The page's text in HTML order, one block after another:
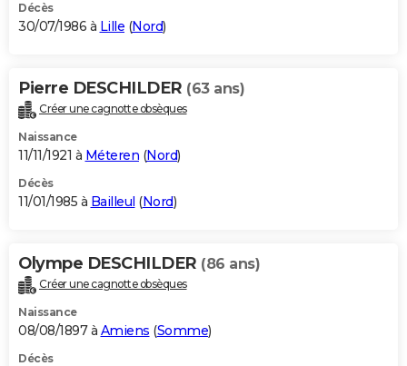
Décès
30/07/1986 à Lille (Nord)
Pierre DESCHILDER (63 ans)
Créer une cagnotte obsèques
Naissance
11/11/1921 à Méteren (Nord)
Décès
11/01/1985 à Bailleul (Nord)
Olympe DESCHILDER (86 ans)
Créer une cagnotte obsèques
Naissance
08/08/1897 à Amiens (Somme)
Décès